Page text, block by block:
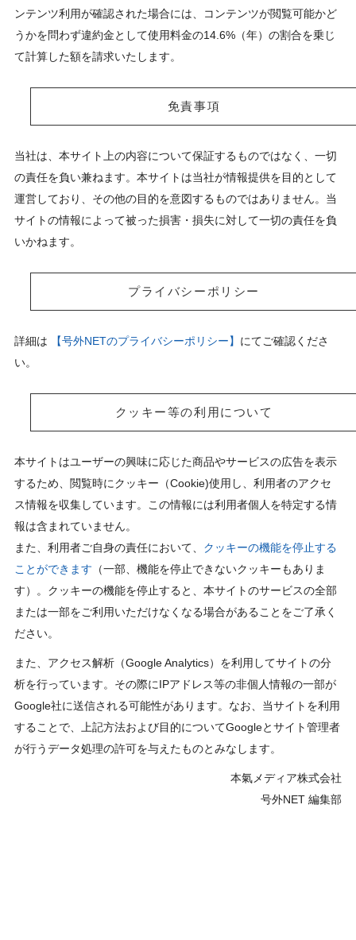
ンテンツ利用が確認された場合には、コンテンツが閲覧可能かど
うかを問わず違約金として使用料金の14.6%（年）の割合を乗じ
て計算した額を請求いたします。
免責事項
当社は、本サイト上の内容について保証するものではなく、一切
の責任を負い兼ねます。本サイトは当社が情報提供を目的として
運営しており、その他の目的を意図するものではありません。当
サイトの情報によって被った損害・損失に対して一切の責任を負
いかねます。
プライバシーポリシー
詳細は 【号外NETのプライバシーポリシー】 にてご確認くださ
い。
クッキー等の利用について
本サイトはユーザーの興味に応じた商品やサービスの広告を表示
するため、閲覧時にクッキー（Cookie)使用し、利用者のアクセ
ス情報を収集しています。この情報には利用者個人を特定する情
報は含まれていません。
また、利用者ご自身の責任において、 クッキーの機能を停止する
ことができます （一部、機能を停止できないクッキーもありま
す）。クッキーの機能を停止すると、本サイトのサービスの全部
または一部をご利用いただけなくなる場合があることをご了承く
ださい。
また、アクセス解析（Google Analytics）を利用してサイトの分
析を行っています。その際にIPアドレス等の非個人情報の一部が
Google社に送信される可能性があります。なお、当サイトを利用
することで、上記方法および目的についてGoogleとサイト管理者
が行うデータ処理の許可を与えたものとみなします。
本氣メディア株式会社
号外NET 編集部